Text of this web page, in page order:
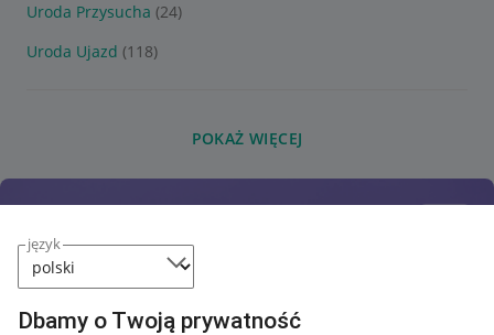
język
Dbamy o Twoją prywatność
Uroda Przysucha (24)
Uroda Ujazd (118)
POKAŻ WIĘCEJ